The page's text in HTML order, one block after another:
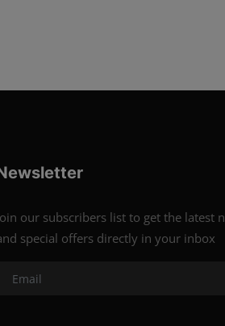
our subscribers list to get the latest
special offers directly in your inbox